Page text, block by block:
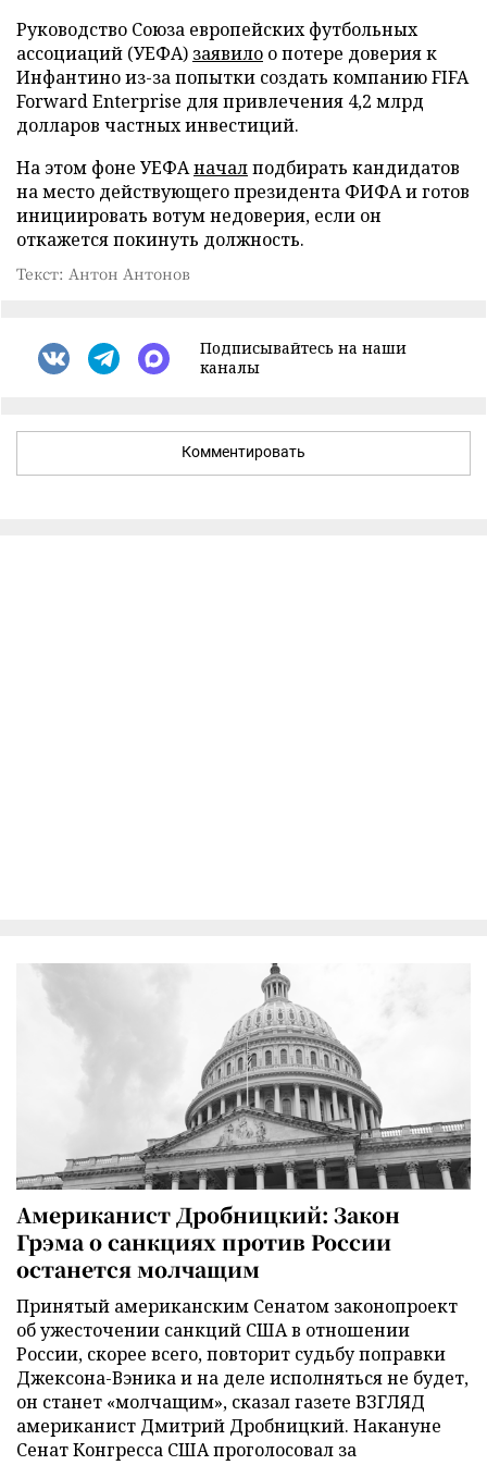
Руководство Союза европейских футбольных
ассоциаций (УЕФА) заявило о потере доверия к
Инфантино из-за попытки создать компанию FIFA
Forward Enterprise для привлечения 4,2 млрд
долларов частных инвестиций.
На этом фоне УЕФАначалподбирать кандидатов
на место действующего президента ФИФА и готов
инициировать вотум недоверия, если он
откажется покинуть должность.
Текст: Антон Антонов
Подписывайтесь на наши
каналы
Комментировать
Американист Дробницкий: Закон
Грэма о санкциях против России
останется молчащим
Принятый американским Сенатом законопроект
об ужесточении санкций США в отношении
России, скорее всего, повторит судьбу поправки
Джексона-Вэника и на деле исполняться не будет,
он станет «молчащим», сказал газете ВЗГЛЯД
американист Дмитрий Дробницкий. Накануне
Сенат Конгресса США проголосовал за